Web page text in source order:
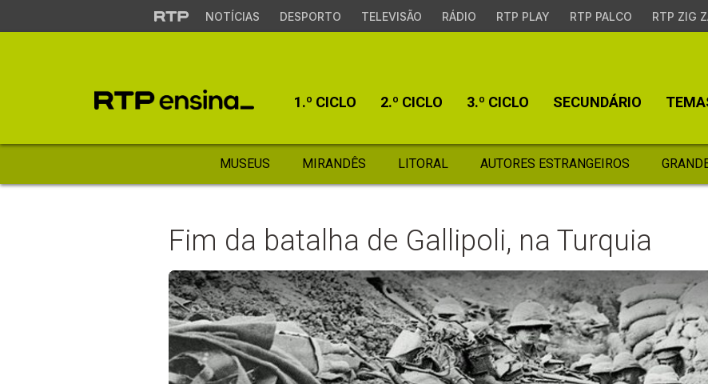
NOTÍCIAS DESPORTO TELEVISÃO RÁDIO RTP PLAY RTP PALCO RTP ZIG
1.º CICLO 2.º CICLO 3.º CICLO SECUNDÁRIO
MUSEUS MIRANDÊS LITORAL AUTORES ESTRANGEIROS
Fim da batalha de Gallipoli, na Turquia